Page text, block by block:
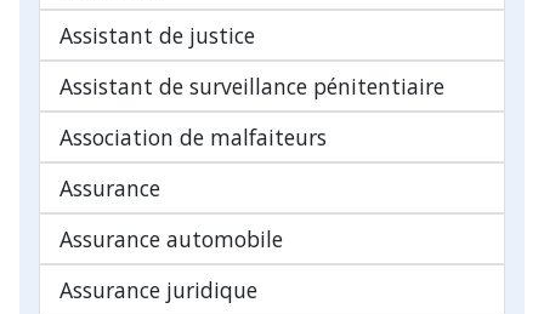
Assistant de justice
Assistant de surveillance pénitentiaire
Association de malfaiteurs
Assurance
Assurance automobile
Assurance juridique